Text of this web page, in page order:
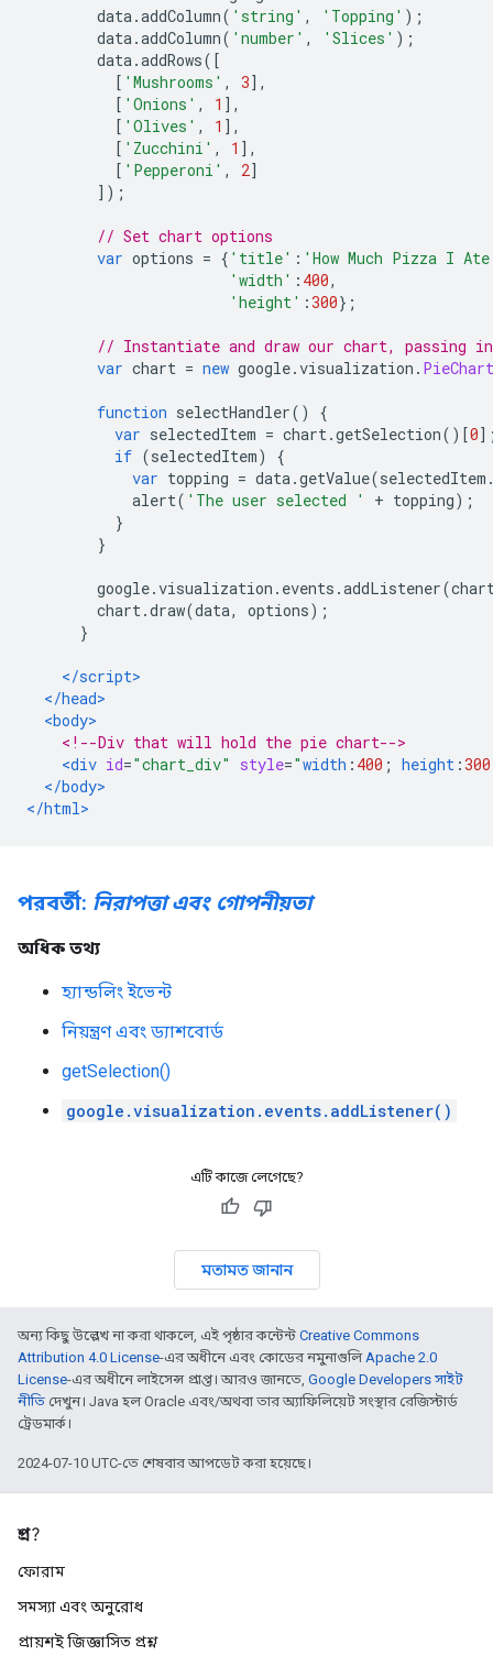
data.addColumn( 'string' , 'Topping' );
data.addColumn( 'number' , 'Slices' );
data.addRows([
[ 'Mushrooms' , 3],
[ 'Onions' , 1 ],
[ 'Olives' , 1 ],
[ 'Zucchini' , 1 ],
[ 'Pepperoni' , 2]
]);
// Set chart options
var options = { 'title' : 'How Much Pizza I
'width' : 400,
'height' :300};
// Instantiate and draw our chart, passing in
var chart = new google.visualization . PieChart
function selectHandler()
{
var selectedItem = chart.getSelection()[0
if (selectedItem)
{
var topping = data.getValue(selectedItem
alert( 'The user selected ' + topping);
}
}
google.visualization . events .addListener(
chart.draw(data, options);
}
</script>
</head>
<body>
<!--Div that will hold the pie chart-->
<div id="chart_div" style="width : 400 ; height :300
</body>
</html>
পরবর্তী: নিরাপত্তা এবং গোপনীয়তা
অধিক তথ্য
হ্যান্ডলিং ইভেন্ট
নিয়ন্ত্রণ এবং ড্যাশবোর্ড
getSelection()
google.visualization.events.addListener()
এটি কাজে লেগেছে?
মতামত জানান
অন্য কিছু উল্লেখ না করা থাকলে, এই পৃষ্ঠার কন্টেন্ট Creative Commons
Attribution 4.0 License-এর অধীনে এবং কোডের নমুনাগুলিApache 2.0
License-এর অধীনে লাইসেন্স প্রাপ্ত। আরও জানতে, Google Developers সাইট
নীতি দেখুন। Java হল Oracle এবং/অথবা তার অ্যাফিলিয়েট সংস্থার রেজিস্টার্ড
ট্রেডমার্ক।
2024-07-10 UTC-তে শেষবার আপডেট করা হয়েছে।
প্রশ্ন?
ফোরাম
সমস্যা এবং অনুরোধ
প্রায়শই জিজ্ঞাসিত প্রশ্ন